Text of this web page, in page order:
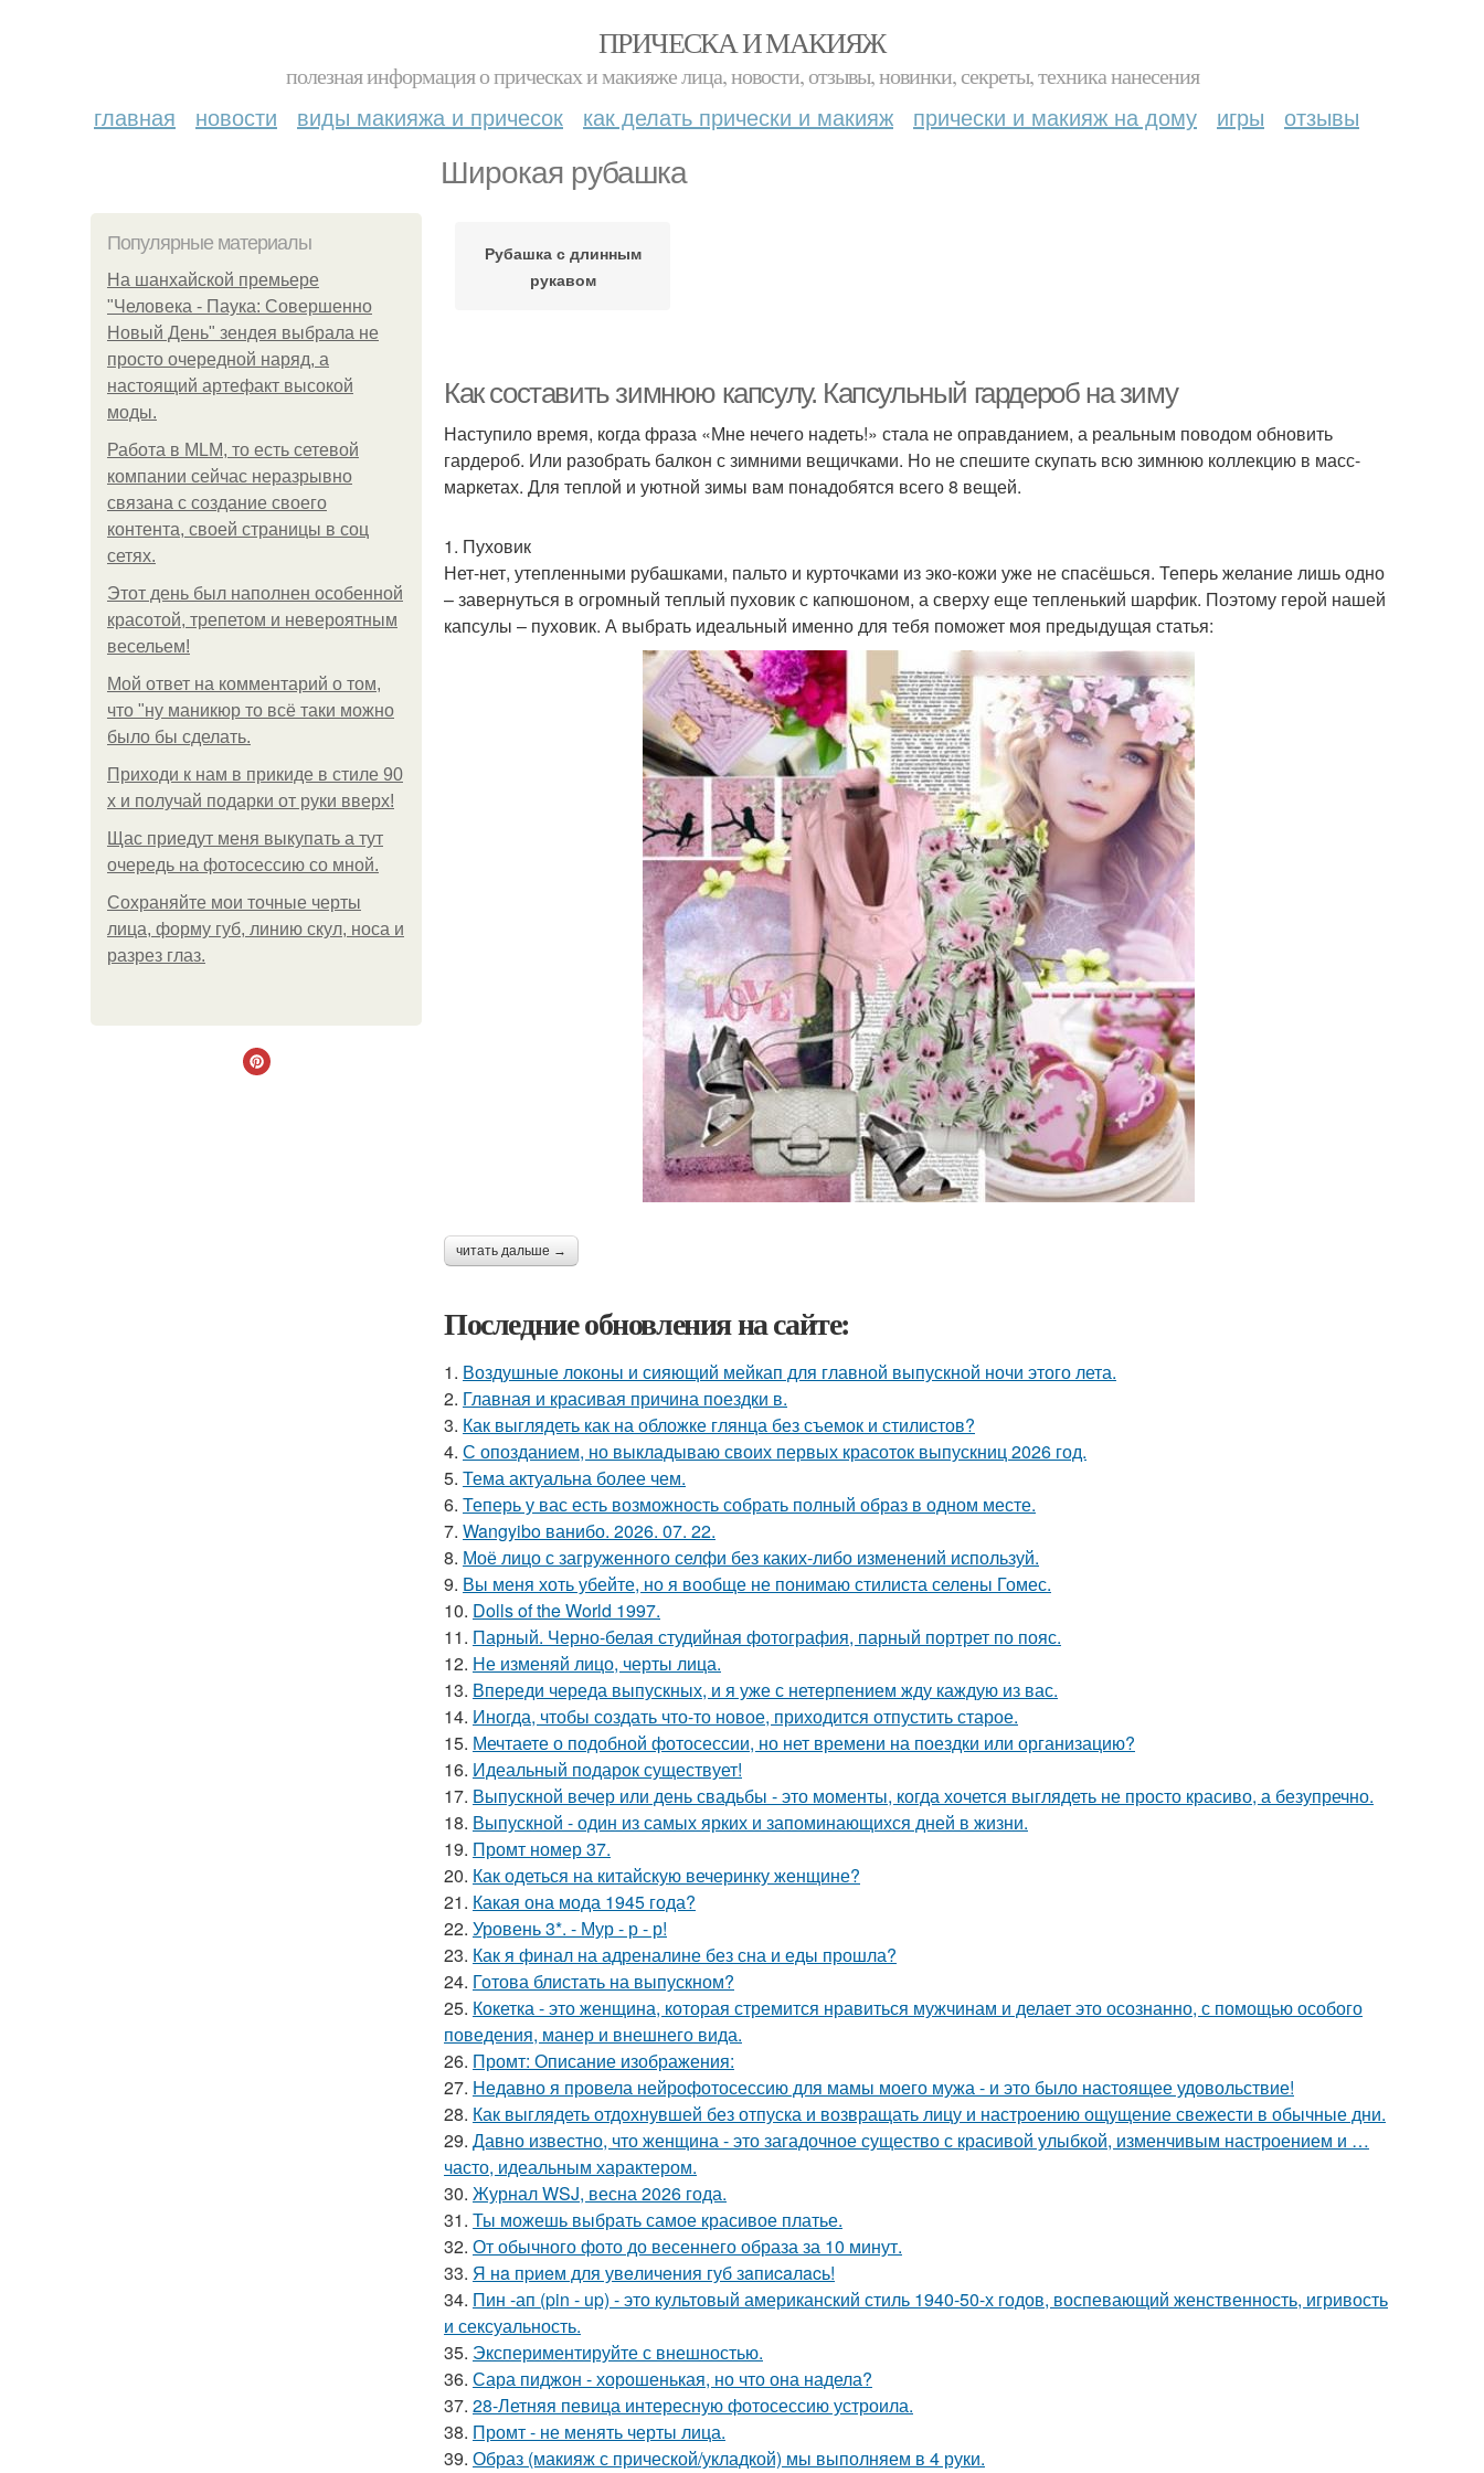
ПРИЧЕСКА И МАКИЯЖ
полезная информация о прическах и макияже лица, новости, отзывы, новинки, секреты, техника нанесения
главная новости виды макияжа и причесок как делать прически и макияж прически и макияж на дому игры отзывы
Широкая рубашка
Популярные материалы
На шанхайской премьере
"Человека - Паука: Совершенно
Новый День" зендея выбрала не
просто очередной наряд, а
настоящий артефакт высокой
моды.
Работа в MLM, то есть сетевой
компании сейчас неразрывно
связана с создание своего
контента, своей страницы в соц
сетях.
Этот день был наполнен особенной
красотой, трепетом и невероятным
весельем!
Мой ответ на комментарий о том,
что "ну маникюр то всё таки можно
было бы сделать.
Приходи к нам в прикиде в стиле 90
х и получай подарки от руки вверх!
Щас приедут меня выкупать а тут
очередь на фотосессию со мной.
Сохраняйте мои точные черты
лица, форму губ, линию скул, носа и
разрез глаз.
Рубашка с длинным
рукавом
Как составить зимнюю капсулу. Капсульный гардероб на зиму
Наступило время, когда фраза «Мне нечего надеть!» стала не оправданием, а реальным поводом обновить
гардероб. Или разобрать балкон с зимними вещичками. Но не спешите скупать всю зимнюю коллекцию в масс-
маркетах. Для теплой и уютной зимы вам понадобятся всего 8 вещей.
1. Пуховик
Нет-нет, утепленными рубашками, пальто и курточками из эко-кожи уже не спасёшься. Теперь желание лишь одно
– завернуться в огромный теплый пуховик с капюшоном, а сверху еще тепленький шарфик. Поэтому герой нашей
капсулы – пуховик. А выбрать идеальный именно для тебя поможет моя предыдущая статья:
читать дальше →
Последние обновления на сайте:
1. Воздушные локоны и сияющий мейкап для главной выпускной ночи этого лета.
2. Главная и красивая причина поездки в.
3. Как выглядеть как на обложке глянца без съемок и стилистов?
4. С опозданием, но выкладываю своих первых красоток выпускниц 2026 год.
5. Тема актуальна более чем.
6. Теперь у вас есть возможность собрать полный образ в одном месте.
7. Wangyibo ванибо. 2026. 07. 22.
8. Моё лицо с загруженного селфи без каких-либо изменений используй.
9. Вы меня хоть убейте, но я вообще не понимаю стилиста селены Гомес.
10. Dolls of the World 1997.
11. Парный. Черно-белая студийная фотография, парный портрет по пояс.
12. Не изменяй лицо, черты лица.
13. Впереди череда выпускных, и я уже с нетерпением жду каждую из вас.
14. Иногда, чтобы создать что-то новое, приходится отпустить старое.
15. Мечтаете о подобной фотосессии, но нет времени на поездки или организацию?
16. Идеальный подарок существует!
17. Выпускной вечер или день свадьбы - это моменты, когда хочется выглядеть не просто красиво, а безупречно.
18. Выпускной - один из самых ярких и запоминающихся дней в жизни.
19. Промт номер 37.
20. Как одеться на китайскую вечеринку женщине?
21. Какая она мода 1945 года?
22. Уровень 3*. - Мур - р - р!
23. Как я финал на адреналине без сна и еды прошла?
24. Готова блистать на выпускном?
25. Кокетка - это женщина, которая стремится нравиться мужчинам и делает это осознанно, с помощью особого
поведения, манер и внешнего вида.
26. Промт: Описание изображения:
27. Недавно я провела нейрофотосессию для мамы моего мужа - и это было настоящее удовольствие!
28. Как выглядеть отдохнувшей без отпуска и возвращать лицу и настроению ощущение свежести в обычные дни.
29. Давно известно, что женщина - это загадочное существо с красивой улыбкой, изменчивым настроением и …
часто, идеальным характером.
30. Журнал WSJ, весна 2026 года.
31. Ты можешь выбрать самое красивое платье.
32. От обычного фото до весеннего образа за 10 минут.
33. Я нa пpиeм для увeличeния губ зaпиcaлacь!
34. Пин -ап (pin - up) - это культовый американский стиль 1940-50-х годов, воспевающий женственность, игривость
и сексуальность.
35. Экспериментируйте с внешностью.
36. Сара пиджон - хорошенькая, но что она надела?
37. 28-Летняя певица интересную фотосессию устроила.
38. Промт - не менять черты лица.
39. Образ (макияж с прической/укладкой) мы выполняем в 4 руки.